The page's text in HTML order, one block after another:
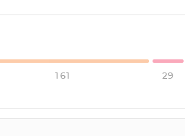
161 29